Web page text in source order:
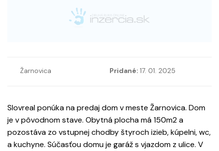
Žarnovica Pridané: 17. 01. 2025
Slovreal ponúka na predaj dom v meste Žarnovica. Dom
je v pôvodnom stave. Obytná plocha má 150m2 a
pozostáva zo vstupnej chodby štyroch izieb, kúpelni, wc,
a kuchyne. Súčasťou domu je garáž s vjazdom z ulice. V